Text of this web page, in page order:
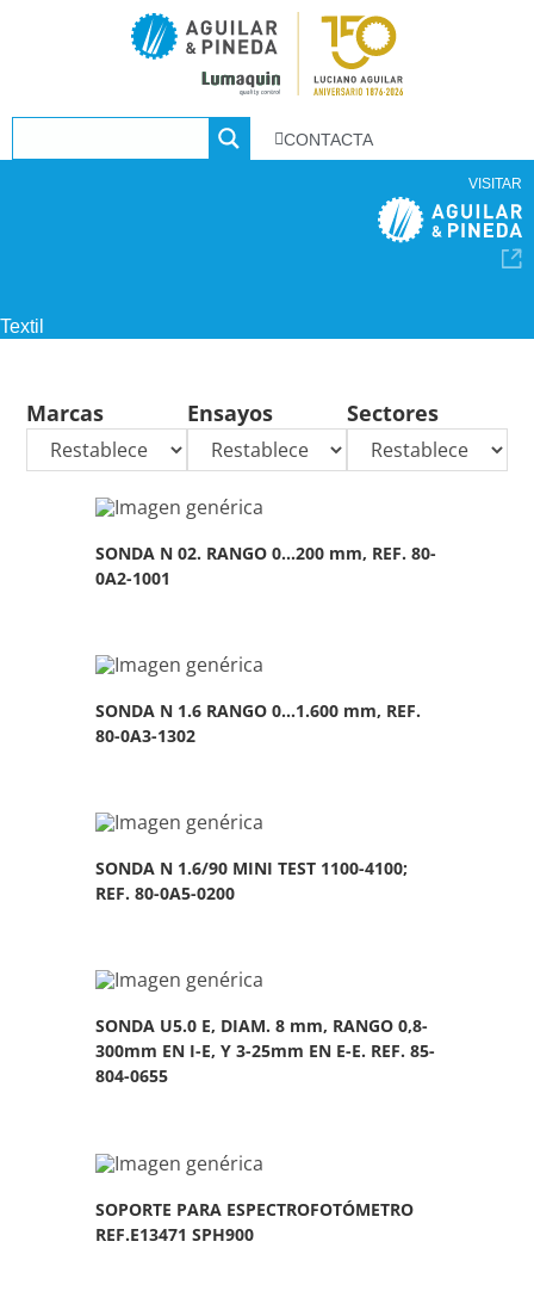
CONTACTA
VISITAR
Textil
Marcas Ensayos Sectores
SONDA N 02. RANGO 0…200 mm, REF. 80-
0A2-1001
SONDA N 1.6 RANGO 0…1.600 mm, REF.
80-0A3-1302
SONDA N 1.6/90 MINI TEST 1100-4100;
REF. 80-0A5-0200
SONDA U5.0 E, DIAM. 8 mm, RANGO 0,8-
300mm EN I-E, Y 3-25mm EN E-E. REF. 85-
804-0655
SOPORTE PARA ESPECTROFOTÓMETRO
REF.E13471 SPH900